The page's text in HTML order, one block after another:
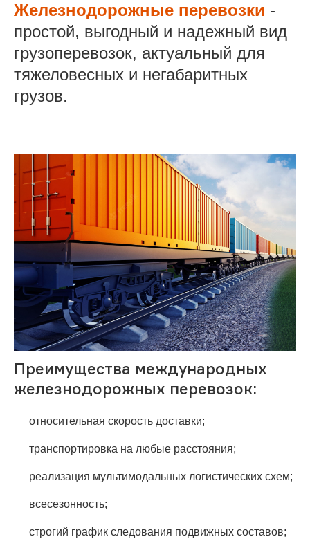
Железнодорожные перевозки -
простой, выгодный и надежный вид
грузоперевозок, актуальный для
тяжеловесных и негабаритных
грузов.
Преимущества международных
железнодорожных перевозок:
относительная скорость доставки;
транспортировка на любые расстояния;
реализация мультимодальных логистических схем;
всесезонность;
строгий график следования подвижных составов;